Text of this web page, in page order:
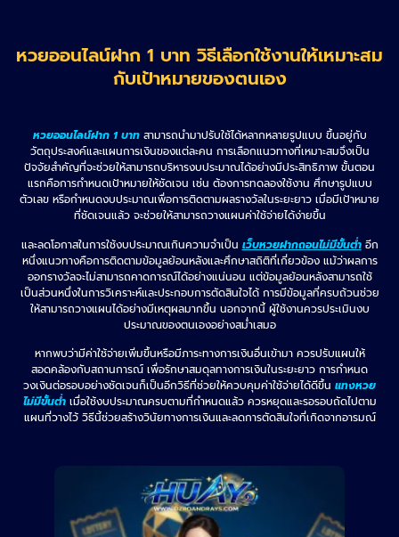
หวยออนไลน์ฝาก 1 บาท วิธีเลือกใช้งานให้เหมาะสม
กับเป้าหมายของตนเอง
หวยออนไลน์ฝาก 1 บาทสามารถนำมาปรับใช้ได้หลากหลายรูปแบบ ขึ้นอยู่กับ
วัตถุประสงค์และแผนการเงินของแต่ละคน การเลือกแนวทางที่เหมาะสมจึงเป็น
ปัจจัยสำคัญที่จะช่วยให้สามารถบริหารงบประมาณได้อย่างมีประสิทธิภาพ ขั้นตอน
แรกคือการกำหนดเป้าหมายให้ชัดเจน เช่น ต้องการทดลองใช้งาน ศึกษารูปแบบ
ตัวเลข หรือกำหนดงบประมาณเพื่อการติดตามผลรางวัลในระยะยาว เมื่อมีเป้าหมาย
ที่ชัดเจนแล้ว จะช่วยให้สามารถวางแผนค่าใช้จ่ายได้ง่ายขึ้น
และลดโอกาสในการใช้งบประมาณเกินความจำเป็น เว็บหวยฝากถอนไม่มีขั้นต่ำอีก
หนึ่งแนวทางคือการติดตามข้อมูลย้อนหลังและศึกษาสถิติที่เกี่ยวข้อง แม้ว่าผลการ
ออกรางวัลจะไม่สามารถคาดการณ์ได้อย่างแน่นอน แต่ข้อมูลย้อนหลังสามารถใช้
เป็นส่วนหนึ่งในการวิเคราะห์และประกอบการตัดสินใจได้ การมีข้อมูลที่ครบถ้วนช่วย
ให้สามารถวางแผนได้อย่างมีเหตุผลมากขึ้น นอกจากนี้ ผู้ใช้งานควรประเมินงบ
ประมาณของตนเองอย่างสม่ำเสมอ
หากพบว่ามีค่าใช้จ่ายเพิ่มขึ้นหรือมีภาระทางการเงินอื่นเข้ามา ควรปรับแผนให้
สอดคล้องกับสถานการณ์ เพื่อรักษาสมดุลทางการเงินในระยะยาว การกำหนด
วงเงินต่อรอบอย่างชัดเจนก็เป็นอีกวิธีที่ช่วยให้ควบคุมค่าใช้จ่ายได้ดีขึ้น แทงหวย
ไม่มีขั้นต่ำเมื่อใช้งบประมาณครบตามที่กำหนดแล้ว ควรหยุดและรอรอบถัดไปตาม
แผนที่วางไว้ วิธีนี้ช่วยสร้างวินัยทางการเงินและลดการตัดสินใจที่เกิดจากอารมณ์